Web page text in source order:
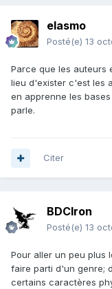
elasmo
Posté(e) 13
Parce que les auteurs
lieu d'exister c'est les
en apprenne les
parle.
Citer
BDCIron
Posté(e) 13
Pour aller un peu plus
faire parti d'un genre;
certains caractères